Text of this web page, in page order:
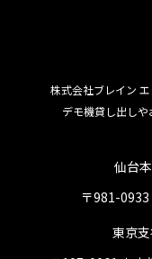
株式会社ブレイン
デモ機貸し出し
仙台
〒981-
東京